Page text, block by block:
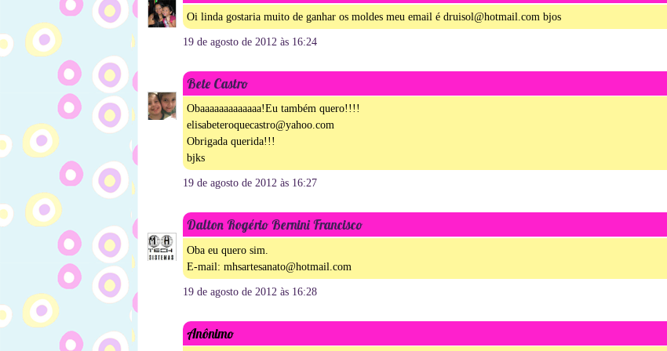
Oi linda gostaria muito de ganhar os moldes meu email é druisol@hotmail.com bjos
19 de agosto de 2012 às 16:24
Bete Castro
Obaaaaaaaaaaaaa!Eu também quero!!!!
elisabeteroquecastro@yahoo.com
Obrigada querida!!!
bjks
19 de agosto de 2012 às 16:27
Dalton Rogério Bernini Francisco
Oba eu quero sim.
E-mail: mhsartesanato@hotmail.com
19 de agosto de 2012 às 16:28
Anônimo